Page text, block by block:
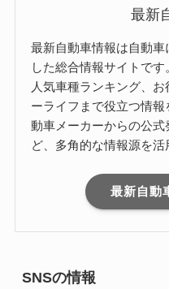
最新
最新自動車情報は自動
した総合情報サイトです
人気車種ランキング、
ーライフまで役立つ情
動車メーカーからの公
ど、多角的な情報源を活
最新自動
SNSの情報